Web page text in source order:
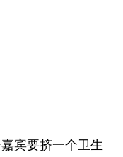
宾要挤一个卫生